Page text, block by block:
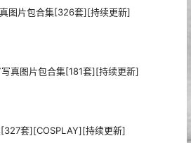
图片包合集[326套][持续更新]
真图片包合集[181套][持续更新]
套][COSPLAY][持续更新]